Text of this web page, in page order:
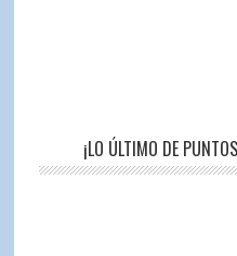
¡LO ÚLTIMO DE